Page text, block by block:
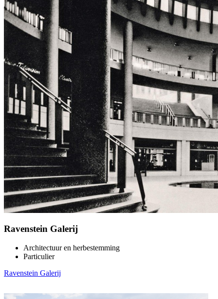
Ravenstein Galerij
Architectuur en herbestemming
Particulier
Ravenstein Galerij